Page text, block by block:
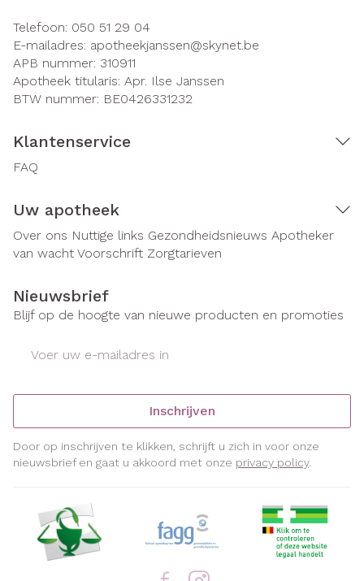
Telefoon: 050 51 29 04
E-mailadres: apotheekjanssen@skynet.be
APB nummer: 310911
Apotheek titularis: Apr. Ilse Janssen
BTW nummer: BE0426331232
Klantenservice
FAQ
Uw apotheek
Over ons Nuttige links Gezondheidsnieuws Apotheker
van wacht Voorschrift Zorgtarieven
Nieuwsbrief
Blijf op de hoogte van nieuwe producten en promoties
Inschrijven
Door op inschrijven te klikken, schrijft u zich in voor onze
nieuwsbrief en gaat u akkoord met onze privacy policy.